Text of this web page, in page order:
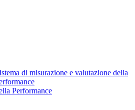
di misurazione e valutazione della
Performance